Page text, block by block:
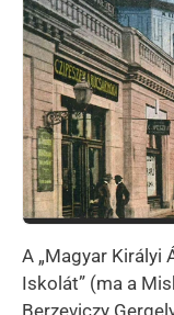
A „Magyar Királyi
Iskolát” (ma a